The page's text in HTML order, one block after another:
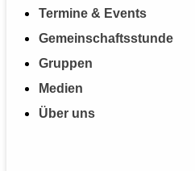
Termine & Events
Gemeinschaftsstunde
Gruppen
Medien
Über uns